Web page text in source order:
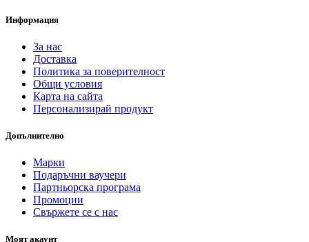
Информация
За нас
Доставка
Политика за поверителност
Общи условия
Карта на сайта
Персонализирай продукт
Допълнително
Марки
Подаръчни ваучери
Партньорска програма
Промоции
Свържете се с нас
Моят акаунт